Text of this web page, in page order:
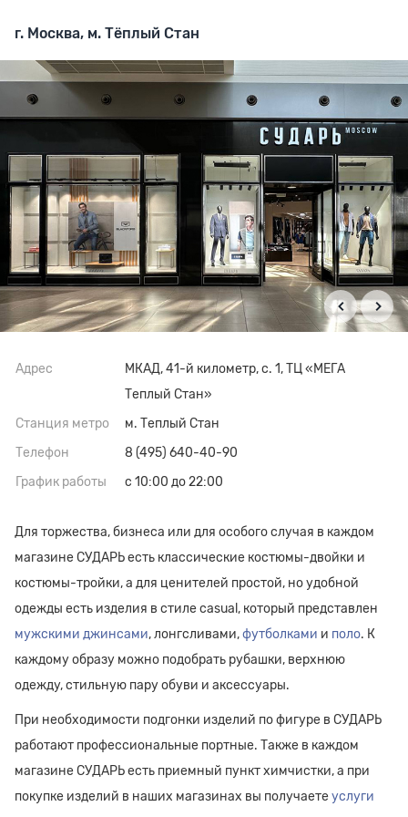
г. Москва, м. Тёплый Стан
Адрес
МКАД, 41-й километр, с. 1, ТЦ «МЕГА
Теплый Стан»
Станция метро
м. Теплый Стан
Телефон
8 (495) 640-40-90
График работы
с 10:00 до 22:00
Для торжества, бизнеса или для особого случая в каждом
магазине СУДАРЬ есть классические костюмы-двойки и
костюмы-тройки, а для ценителей простой, но удобной
одежды есть изделия в стиле casual, который представлен
мужскими джинсами, лонгсливами,футболками и поло. К
каждому образу можно подобрать рубашки, верхнюю
одежду, стильную пару обуви и аксессуары.
При необходимости подгонки изделий по фигуре в СУДАРЬ
работают профессиональные портные. Также в каждом
магазине СУДАРЬ есть приемный пункт химчистки, а при
покупке изделий в наших магазинах вы получаетеуслуги